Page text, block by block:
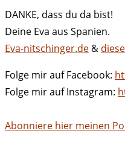
DANKE, dass du da bist!
Deine Eva aus Spanien.
Eva-nitschinger.de &
Folge mir auf Facebook:
Folge mir auf Instagram:
Abonniere hier meinen